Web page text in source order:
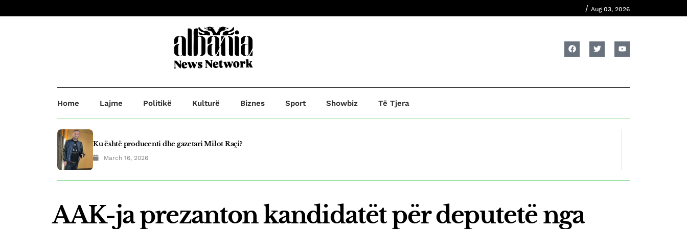
/ Aug 03, 2026
Home Lajme Politikë Kulturë Biznes Sport Showbiz Të Tjera
Ku është producenti dhe gazetari Milot Raçi?
March 16, 2026
Fluidi shpallet top eksportuesi i vitit në Kosovë
AAK-ja prezanton kandidatët për deputetë nga